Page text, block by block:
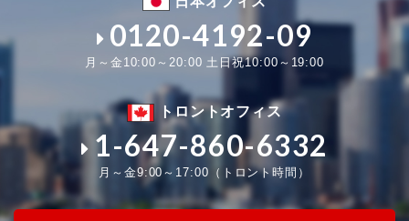
0120-4192-09
月～金10:00～20:00 土日祝10:00～19:00
トロントオフィス
1-647-860-6332
月～金9:00～17:00（トロント時間）